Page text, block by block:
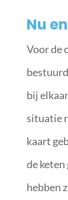
Nu
Voor de
bij
situatie
kaart
de
hebben